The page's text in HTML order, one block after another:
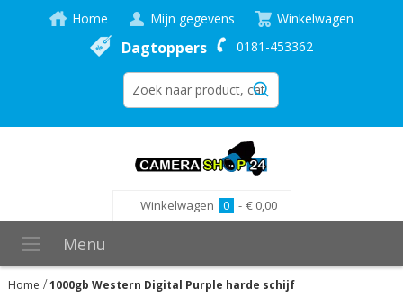
Home Mijn gegevens Winkelwagen
Dagtoppers 0181-453362
Winkelwagen 0 - € 0,00
Menu
Home 1000gb Western Digital Purple harde schijf